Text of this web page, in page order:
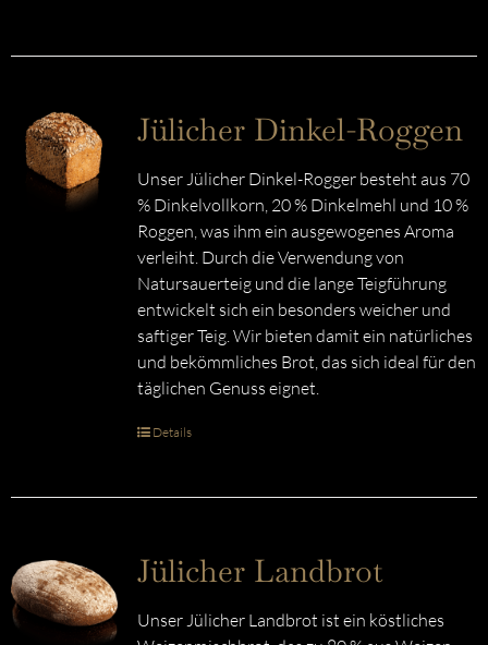
Jülicher Dinkel-Roggen
Unser Jülicher Dinkel-Rogger besteht aus 70
% Dinkelvollkorn, 20 % Dinkelmehl und 10 %
Roggen, was ihm ein ausgewogenes Aroma
verleiht. Durch die Verwendung von
Natursauerteig und die lange Teigführung
entwickelt sich ein besonders weicher und
saftiger Teig. Wir bieten damit ein natürliches
und bekömmliches Brot, das sich ideal für den
täglichen Genuss eignet.
Details
Jülicher Landbrot
Unser Jülicher Landbrot ist ein köstliches